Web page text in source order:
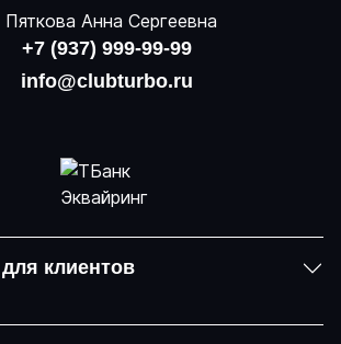
Анна Сергеевна
+7 (937) 999-99-99
info@clubturbo.ru
клиентов